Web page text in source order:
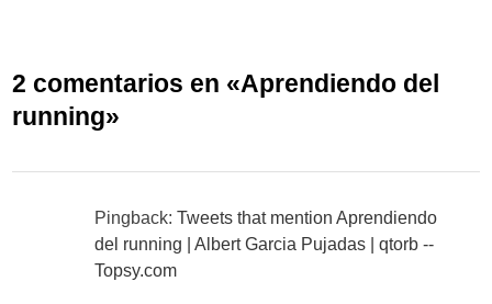
2 comentarios en «Aprendiendo del
running»
Pingback:Tweets that mention Aprendiendo
del running | Albert Garcia Pujadas | qtorb --
Topsy.com